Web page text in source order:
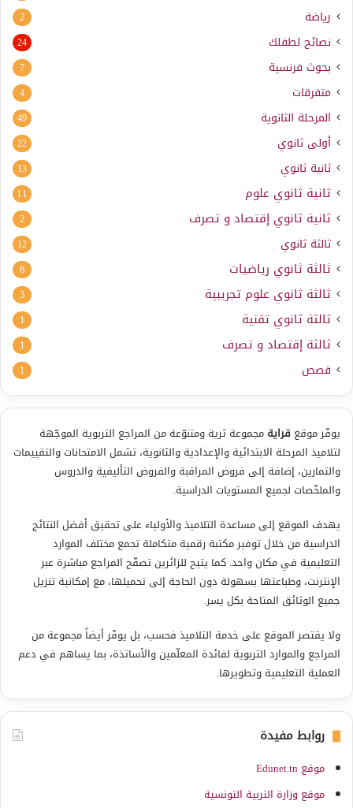
رياضة 2
نصائح لطفلك 24
بحوث فرنسية 7
متفرقات 4
المرحلة الثانوية 49
أولى ثانوي 22
ثانية ثانوي 13
ثانية ثانوي علوم 11
ثانية ثانوي إقتصاد و تصرف 2
ثالثة ثانوي 12
ثالثة ثانوي رياضيات 8
ثالثة ثانوي علوم تجريبية 3
ثالثة ثانوي تقنية 1
ثالثة إقتصاد و تصرف 1
قصص 1
يوفّر موقع قرايةمجموعة ثرية ومتنوّعة من المراجع التربوية الموجّهة
لتلاميذ المرحلة الابتدائية والإعدادية والثانوية، تشمل الامتحانات والتقييمات
والتمارين، إضافة إلى فروض المراقبة والفروض التأليفية والدروس
والملخّصات لجميع المستويات الدراسية.
يهدف الموقع إلى مساعدة التلاميذ والأولياء على تحقيق أفضل النتائج
الدراسية من خلال توفير مكتبة رقمية متكاملة تجمع مختلف الموارد
التعليمية في مكان واحد. كما يتيح للزائرين تصفّح المراجع مباشرة عبر
الإنترنت، وطباعتها بسهولة دون الحاجة إلى تحميلها، مع إمكانية تنزيل
جميع الوثائق المتاحة بكل يسر.
ولا يقتصر الموقع على خدمة التلاميذ فحسب، بل يوفّر أيضاً مجموعة من
المراجع والموارد التربوية لفائدة المعلّمين والأساتذة، بما يساهم في دعم
العملية التعليمية وتطويرها.
روابط مفيدة
موقع Edunet.tn
موقع وزارة التربية التونسية